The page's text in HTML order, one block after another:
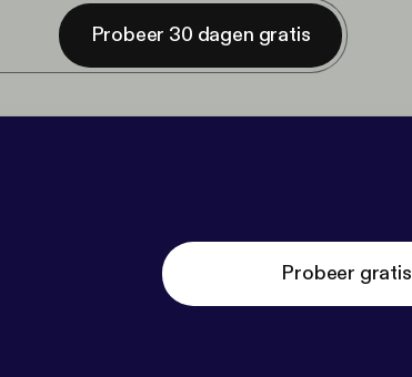
Probeer 30 dagen gratis
Probeer gratis